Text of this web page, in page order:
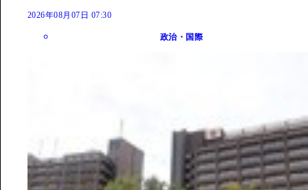
2026年08月07日 07:30
政治・国際